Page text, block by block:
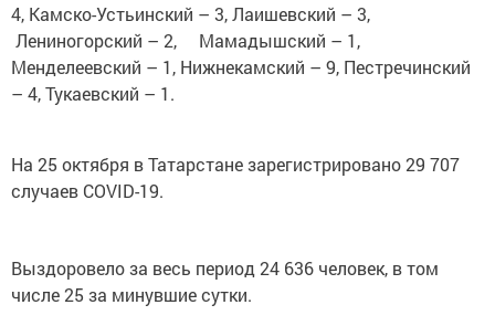
4, Камско-Устьинский – 3, Лаишевский – 3,
Лениногорский – 2, Мамадышский – 1,
Менделеевский – 1, Нижнекамский – 9, Пестречинский
– 4, Тукаевский – 1.
На 25 октября в Татарстане зарегистрировано 29 707
случаев COVID-19.
Выздоровело за весь период 24 636 человек, в том
числе 25 за минувшие сутки.